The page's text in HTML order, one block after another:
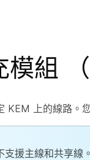
模組
KEM 上的線路。
援主線和共享線